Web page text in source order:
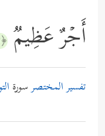
أَجۡرٌ عَظِیمࣱ ﴿٢٢﴾
تفسير المختصرسورة